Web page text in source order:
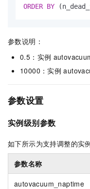
ORDER BY
参数说明：
0.5：实例
10000：实例
参数设置
实例级别参数
如下所示为支持调整的实
参数名称
autovacuum_naptime